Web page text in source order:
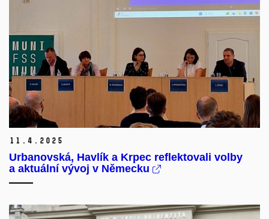
11. 4. 2025
Urbanovská, Havlík a Krpec reflektovali volby
a aktuální vývoj v Německu